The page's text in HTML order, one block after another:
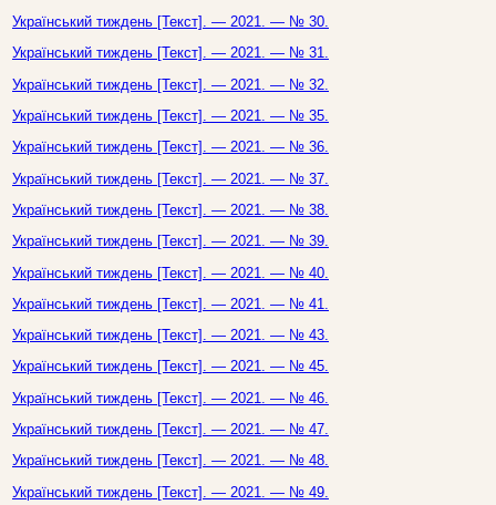
Український тиждень [Текст]. — 2021. — № 30.
Український тиждень [Текст]. — 2021. — № 31.
Український тиждень [Текст]. — 2021. — № 32.
Український тиждень [Текст]. — 2021. — № 35.
Український тиждень [Текст]. — 2021. — № 36.
Український тиждень [Текст]. — 2021. — № 37.
Український тиждень [Текст]. — 2021. — № 38.
Український тиждень [Текст]. — 2021. — № 39.
Український тиждень [Текст]. — 2021. — № 40.
Український тиждень [Текст]. — 2021. — № 41.
Український тиждень [Текст]. — 2021. — № 43.
Український тиждень [Текст]. — 2021. — № 45.
Український тиждень [Текст]. — 2021. — № 46.
Український тиждень [Текст]. — 2021. — № 47.
Український тиждень [Текст]. — 2021. — № 48.
Український тиждень [Текст]. — 2021. — № 49.